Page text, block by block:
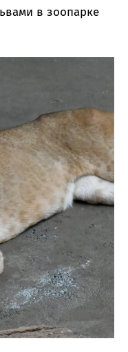
в зоопарке